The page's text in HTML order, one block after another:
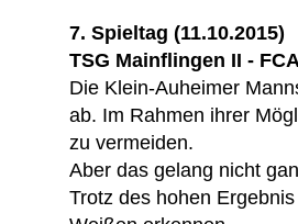
7. Spieltag (11.10.2015)
TSG Mainflingen II -
Die Klein-Auheimer
ab. Im Rahmen ihrer
zu vermeiden.
Aber das gelang nicht
Trotz des hohen